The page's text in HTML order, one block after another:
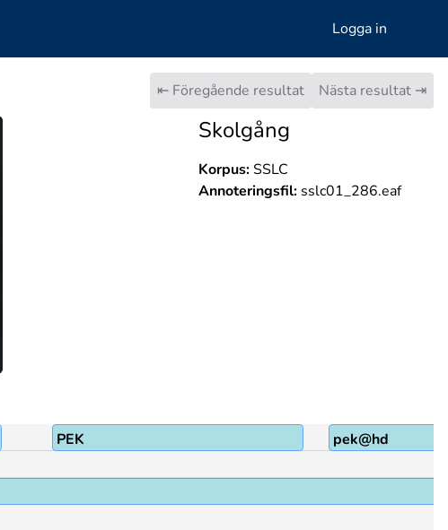
Logga in
⇤ Föregående resultat Nästa resultat ⇥
Skolgång
Korpus:SSLC
Annoteringsfil:sslc01_286.eaf
PEK pek@hd